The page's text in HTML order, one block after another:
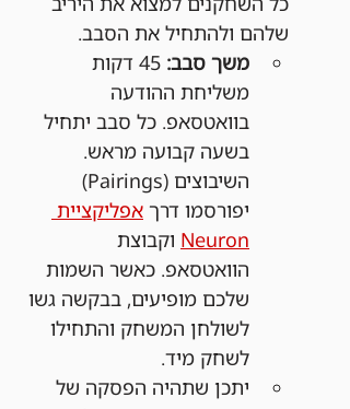
שלהם ולהתחיל את הסבב.
משך סבב:
45 דקות
משליחת ההודעה
בוואטסאפ. כל סבב יתחיל
בשעה קבועה מראש.
השיבוצים (Pairings)
יפורסמו דרך אפליקציית
Neuron וקבוצת
הוואטסאפ. כאשר השמות
שלכם מופיעים, בבקשה גשו
לשולחן המשחק והתחילו
לשחק מיד.
יתכן שתהיה הפסקה של